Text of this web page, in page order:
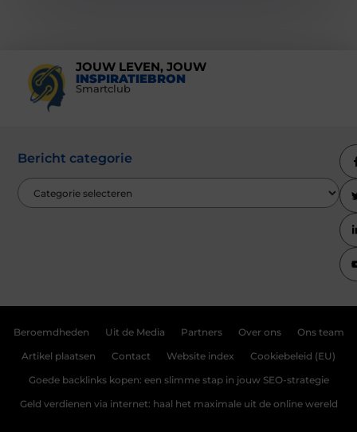
JOUW LEVEN, JOUW
INSPIRATIEBRON
Smartclub
Bericht categorie
Beroemdheden Uit de Media Partners Over ons Ons team
Artikel plaatsen Contact Website index Cookiebeleid (EU)
Goede backlinks kopen: een slimme stap in jouw SEO-strategie
Geld verdienen via internet: haal het maximale uit de online wereld